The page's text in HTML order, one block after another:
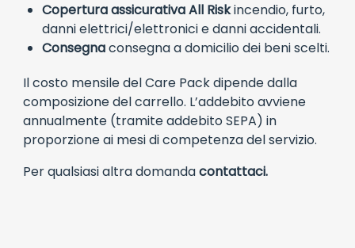
Copertura assicurativa All Riskincendio, furto,
danni elettrici/elettronici e danni accidentali.
Consegnaconsegna a domicilio dei beni scelti.
Il costo mensile del Care Pack dipende dalla
composizione del carrello. L’addebito avviene
annualmente (tramite addebito SEPA) in
proporzione ai mesi di competenza del servizio.
Per qualsiasi altra domandacontattaci.